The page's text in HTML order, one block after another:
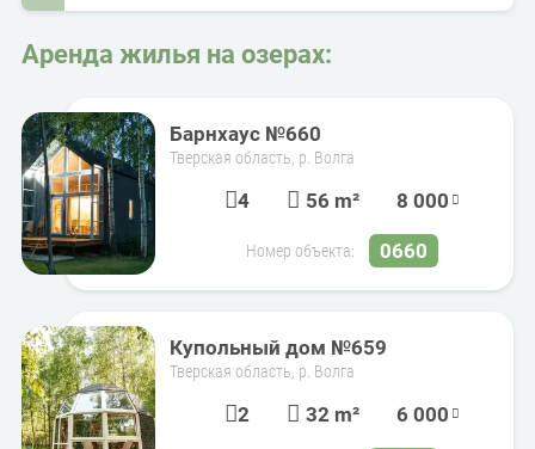
Аренда жилья на озерах:
Барнхаус №660
Тверская область, р. Волга
4 56 m² 8 000
Номер объекта: 0660
Купольный дом №659
Тверская область, р. Волга
2 32 m² 6 000